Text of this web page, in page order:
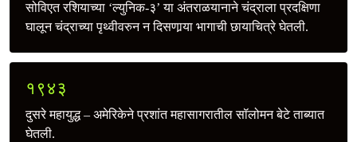
सोविएत रशियाच्या ‘ल्युनिक-३’ या अंतराळयानाने चंद्राला प्रदक्षिणा
घालून चंद्राच्या पृथ्वीवरुन न दिसणार्‍या भागाची छायाचित्रे घेतली.
१९४३
दुसरे महायुद्ध – अमेरिकेने प्रशांत महासागरातील सॉलोमन बेटे ताब्यात
घेतली.